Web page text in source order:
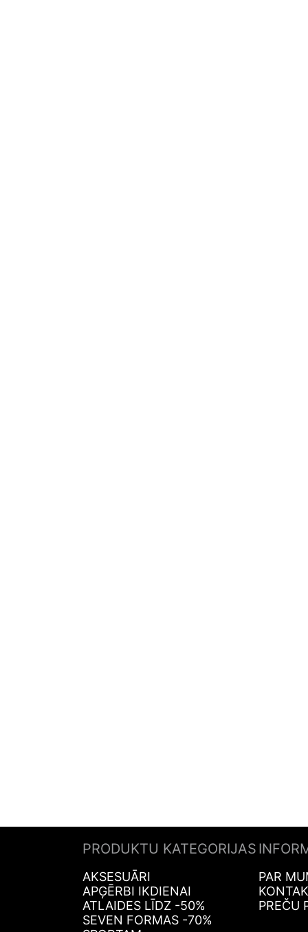
PRODUKTU KATEGORIJAS
AKSESUĀRI
APĢĒRBI IKDIENAI
ATLAIDES LĪDZ -50%
SEVEN FORMAS -70%
PAR
PREČU